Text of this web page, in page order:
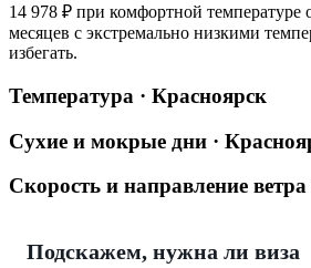
14 978 ₽ при комфортной температуре
месяцев с экстремально низкими
избегать.
Температура · Красноярск
Сухие и мокрые дни ·
Скорость и направление
Подскажем, нужна ли виза